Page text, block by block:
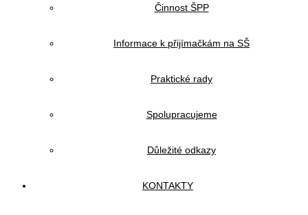
Činnost ŠPP
Informace k přijímačkám na SŠ
Praktické rady
Spolupracujeme
Důležité odkazy
KONTAKTY